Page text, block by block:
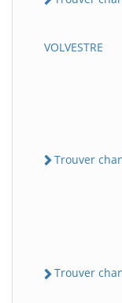
VOLVESTRE
Trouver
Trouver